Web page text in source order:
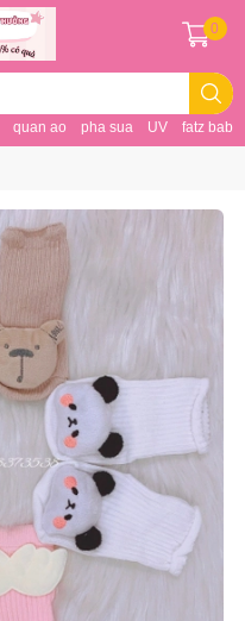
quan ao pha sua UV fatz baby
0